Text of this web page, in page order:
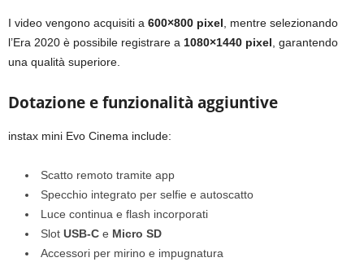
I video vengono acquisiti a 600×800 pixel , mentre selezionando
l’Era 2020 è possibile registrare a 1080×1440 pixel , garantendo
una qualità superiore.
Dotazione e funzionalità aggiuntive
instax mini Evo Cinema include:
Scatto remoto tramite app
Specchio integrato per selfie e autoscatto
Luce continua e flash incorporati
Slot USB-C e Micro SD
Accessori per mirino e impugnatura